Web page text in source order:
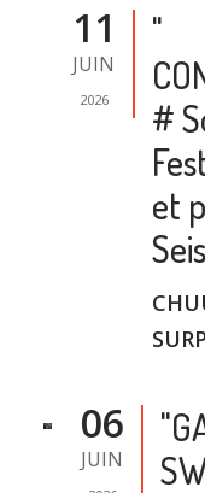
11
JUIN
2026
"
#
et
06
JUIN